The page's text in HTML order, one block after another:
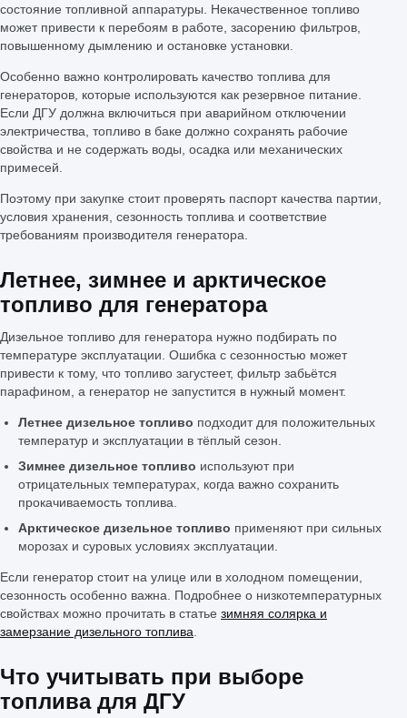
состояние топливной аппаратуры. Некачественное топливо
может привести к перебоям в работе, засорению фильтров,
повышенному дымлению и остановке установки.
Особенно важно контролировать качество топлива для
генераторов, которые используются как резервное питание.
Если ДГУ должна включиться при аварийном отключении
электричества, топливо в баке должно сохранять рабочие
свойства и не содержать воды, осадка или механических
примесей.
Поэтому при закупке стоит проверять паспорт качества партии,
условия хранения, сезонность топлива и соответствие
требованиям производителя генератора.
Летнее, зимнее и арктическое
топливо для генератора
Дизельное топливо для генератора нужно подбирать по
температуре эксплуатации. Ошибка с сезонностью может
привести к тому, что топливо загустеет, фильтр забьётся
парафином, а генератор не запустится в нужный момент.
Летнее дизельное топливо подходит для положительных
температур и эксплуатации в тёплый сезон.
Зимнее дизельное топливо используют при
отрицательных температурах, когда важно сохранить
прокачиваемость топлива.
Арктическое дизельное топливо применяют при сильных
морозах и суровых условиях эксплуатации.
Если генератор стоит на улице или в холодном помещении,
сезонность особенно важна. Подробнее о низкотемпературных
свойствах можно прочитать в статье зимняя солярка и
замерзание дизельного топлива.
Что учитывать при выборе
топлива для ДГУ